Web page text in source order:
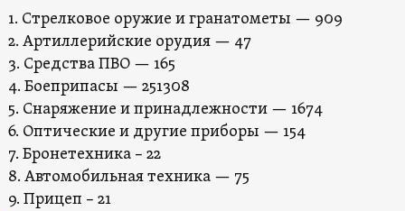
1. Стрелковое оружие и гранатометы — 909
2. Артиллерийские орудия — 47
3. Средства ПВО — 165
4. Боеприпасы — 251308
5. Снаряжение и принадлежности — 1674
6. Оптические и другие приборы — 154
7. Бронетехника – 22
8. Автомобильная техника — 75
9. Прицеп – 21